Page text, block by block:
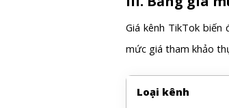
Giá kênh TikTok
mức giá tham khảo
Loại kênh